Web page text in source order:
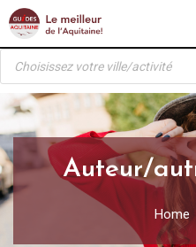
Skip
content
Recherche
produits
Auteur/
Home